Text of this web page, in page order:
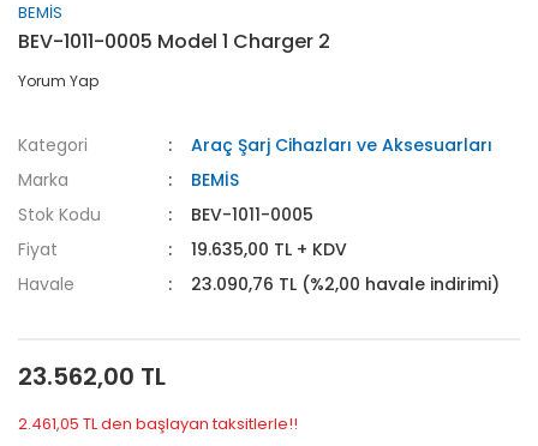
BEMİS
BEV-1011-0005 Model 1 Charger 2
Yorum Yap
Kategori
Araç Şarj Cihazları ve Aksesuarları
Marka
BEMİS
Stok Kodu
BEV-1011-0005
Fiyat
19.635,00 TL + KDV
Havale
23.090,76 TL (%2,00 havale indirimi)
23.562,00 TL
2.461,05 TL den başlayan taksitlerle!!